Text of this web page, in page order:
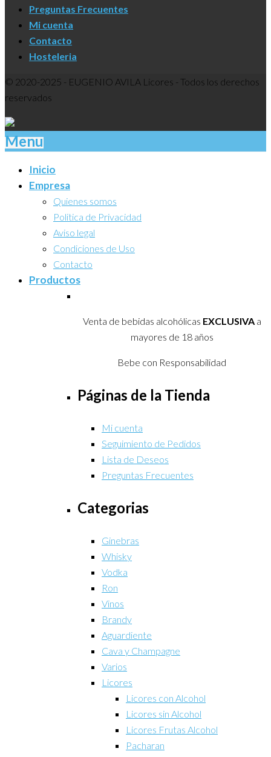
Preguntas Frecuentes
Mi cuenta
Contacto
Hosteleria
© 2020-2025 - EUGENIO AVILA Licores - Todos los derechos
reservados
Menu
Inicio
Empresa
Quienes somos
Politica de Privacidad
Aviso legal
Condiciones de Uso
Contacto
Productos
Venta de bebidas alcohólicas EXCLUSIVAa
mayores de 18 años
Bebe con Responsabilidad
Páginas de la Tienda
Mi cuenta
Seguimiento de Pedidos
Lista de Deseos
Preguntas Frecuentes
Categorias
Ginebras
Whisky
Vodka
Ron
Vinos
Brandy
Aguardiente
Cava y Champagne
Varios
Licores
Licores con Alcohol
Licores sin Alcohol
Licores Frutas Alcohol
Pacharan